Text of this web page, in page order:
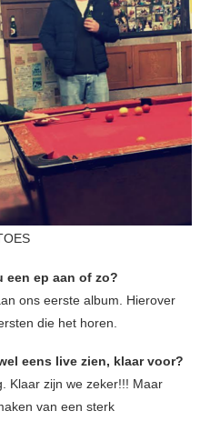
een ep aan of zo?
ons eerste album. Hierover
die het horen.
eens live zien, klaar voor?
Klaar zijn we zeker!!! Maar
van een sterk